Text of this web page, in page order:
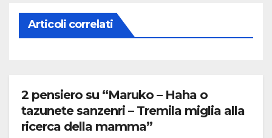
Articoli correlati
2 pensiero su “Maruko – Haha o
tazunete sanzenri – Tremila miglia alla
ricerca della mamma”